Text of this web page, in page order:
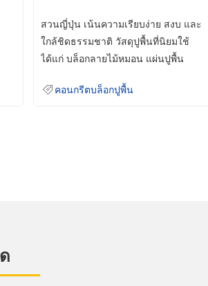
สวนญี่ปุ่น เน้นความเรียบง่าย สงบ และ
ใกล้ชิดธรรมชาติ วัสดุปูพื้นที่นิยมใช้
ได้แก่ บล็อกลายไม้หมอน แผ่นปูพื้น
คอนกรีตบล็อกปูพื้น